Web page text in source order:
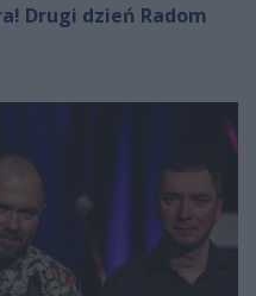
Drugi dzień Radom